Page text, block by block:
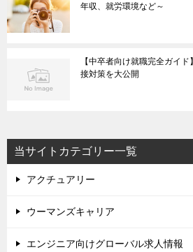
年収、就労環境など～
【中卒者向け就職完全ガイ
接対策を大公開
当サイトカテゴリー一覧
アクチュアリー
ウーマンズキャリア
エンジニア向けグローバル求人情報